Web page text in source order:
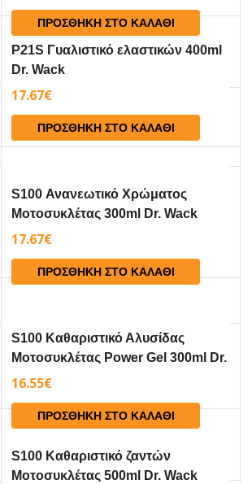
ΠΡΟΣΘΉΚΗ ΣΤΟ ΚΑΛΆΘΙ
P21S Γυαλιστικό ελαστικών 400ml
Dr. Wack
17.67€
ΠΡΟΣΘΉΚΗ ΣΤΟ ΚΑΛΆΘΙ
S100 Ανανεωτικό Χρώματος
Μοτοσυκλέτας 300ml Dr. Wack
17.67€
ΠΡΟΣΘΉΚΗ ΣΤΟ ΚΑΛΆΘΙ
S100 Καθαριστικό Αλυσίδας
Μοτοσυκλέτας Power Gel 300ml Dr.
Wack
16.55€
ΠΡΟΣΘΉΚΗ ΣΤΟ ΚΑΛΆΘΙ
S100 Καθαριστικό ζαντών
Μοτοσυκλέτας 500ml Dr. Wack